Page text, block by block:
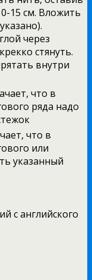
15 см. Вложить
через
стянуть.
внутри
что в
ряда надо
что в
или
указанный
с английского